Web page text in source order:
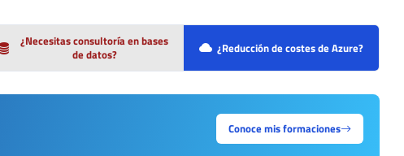
¿Necesitas consultoría en bases
de datos?
¿Reducción de costes de Azure?
Conoce mis formaciones